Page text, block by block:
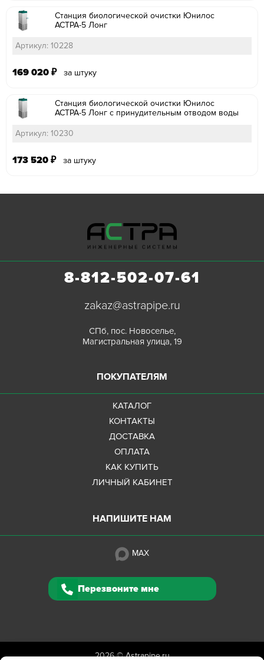
Станция биологической очистки Юнилос
АСТРА-5 Лонг
Артикул: 10228
169 020 ₽ за штуку
Станция биологической очистки Юнилос
АСТРА-5 Лонг с принудительным отводом воды
Артикул: 10230
173 520 ₽ за штуку
8-812-502-07-61
zakaz@astrapipe.ru
СПб, пос. Новоселье,
Магистральная улица, 19
ПОКУПАТЕЛЯМ
КАТАЛОГ
КОНТАКТЫ
ДОСТАВКА
ОПЛАТА
КАК КУПИТЬ
ЛИЧНЫЙ КАБИНЕТ
НАПИШИТЕ НАМ
MAX
Перезвоните мне
2026 ©Astrapipe.ru